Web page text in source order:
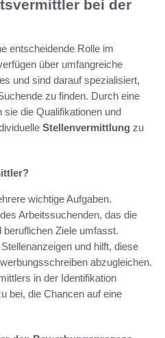
bei der
entscheidende Rolle im
über umfangreiche
und sind darauf spezialisiert,
zu finden. Durch eine
sie die Qualifikationen und
Stellenvermittlung zu
wichtige Aufgaben.
Arbeitssuchenden, das die
beruflichen Ziele umfasst.
und hilft, diese
abzugleichen.
in der Identifikation
bei, die Chancen auf eine